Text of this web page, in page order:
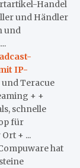
Handel
und Händler
und
IP-
und Teracue
+ +
schnelle
für
+ ...
hat